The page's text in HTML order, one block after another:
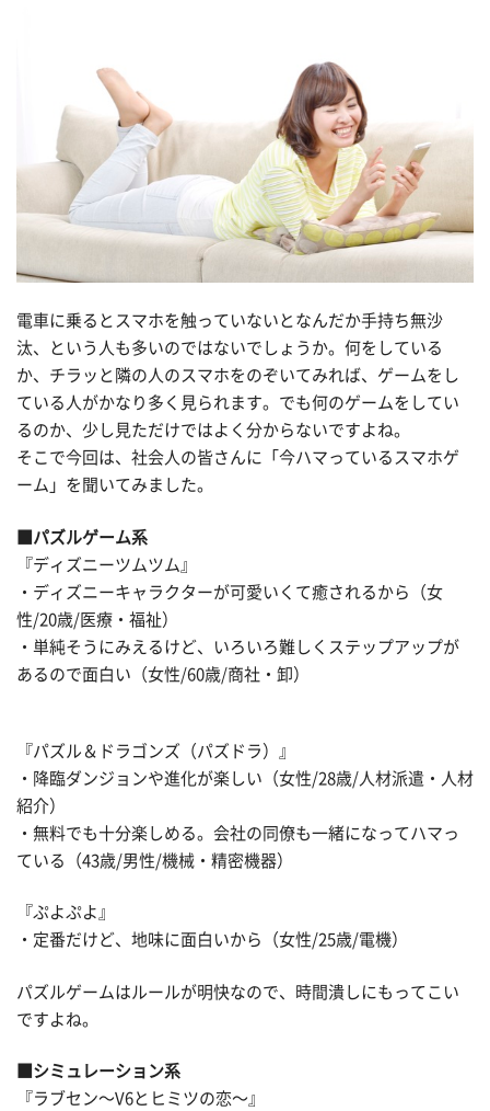
電車に乗るとスマホを触っていないとなんだか手持ち無沙
汰、という人も多いのではないでしょうか。何をしている
か、チラッと隣の人のスマホをのぞいてみれば、ゲームをし
ている人がかなり多く見られます。でも何のゲームをしてい
るのか、少し見ただけではよく分からないですよね。
そこで今回は、社会人の皆さんに「今ハマっているスマホゲ
ーム」を聞いてみました。
■パズルゲーム系
『ディズニーツムツム』
・ディズニーキャラクターが可愛いくて癒されるから（女
性/20歳/医療・福祉）
・単純そうにみえるけど、いろいろ難しくステップアップが
あるので面白い（女性/60歳/商社・卸）
『パズル＆ドラゴンズ（パズドラ）』
・降臨ダンジョンや進化が楽しい（女性/28歳/人材派遣・人材
紹介）
・無料でも十分楽しめる。会社の同僚も一緒になってハマっ
ている（43歳/男性/機械・精密機器）
『ぷよぷよ』
・定番だけど、地味に面白いから（女性/25歳/電機）
パズルゲームはルールが明快なので、時間潰しにもってこい
ですよね。
■シミュレーション系
『ラブセン〜V6とヒミツの恋〜』